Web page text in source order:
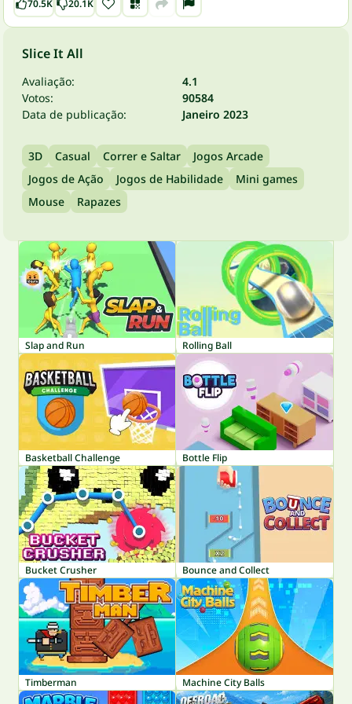
70.5K 20.1K
Slice It All
Avaliação:
4.1
Votos:
90584
Data de publicação:
Janeiro 2023
3D Casual Correr e Saltar
Jogos Arcade
Jogos de Ação
Jogos de Habilidade
Mini games
Mouse
Rapazes
Slap and Run Rolling Ball
Basketball Challenge Bottle Flip
Bucket Crusher Bounce and Collect
Timberman Machine City Balls